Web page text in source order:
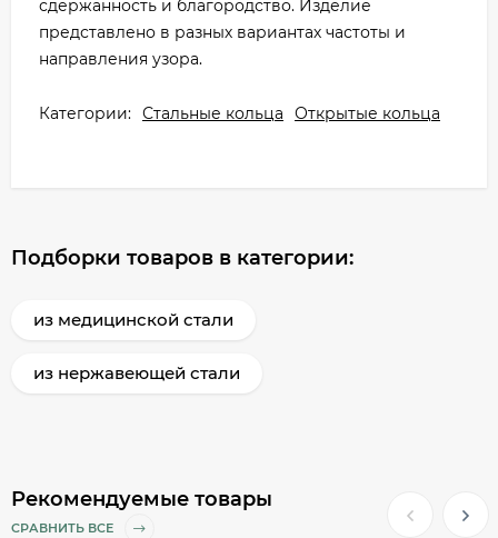
сдержанность и благородство. Изделие
представлено в разных вариантах частоты и
направления узора.
Категории: Стальные кольца Открытые кольца
Подборки товаров в категории:
из медицинской стали
из нержавеющей стали
Рекомендуемые товары
СРАВНИТЬ ВСЕ